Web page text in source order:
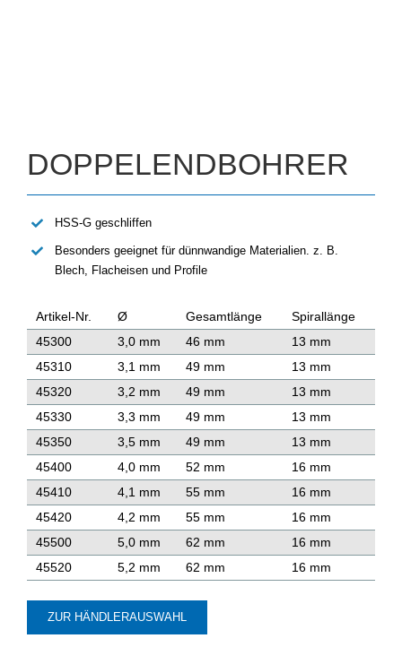
DOPPELENDBOHRER
HSS-G geschliffen
Besonders geeignet für dünnwandige Materialien. z. B.
Blech, Flacheisen und Profile
Artikel-Nr. Ø Gesamtlänge
Spirallänge
45300
3,0 mm 46 mm
13 mm
45310
3,1 mm 49 mm
13 mm
45320
3,2 mm 49 mm
13 mm
45330
3,3 mm 49 mm
13 mm
45350
3,5 mm 49 mm
13 mm
45400
4,0 mm 52 mm
16 mm
45410
4,1 mm 55 mm
16 mm
45420
4,2 mm 55 mm
16 mm
45500
5,0 mm 62 mm
16 mm
45520
5,2 mm 62 mm 16 mm
ZUR HÄNDLERAUSWAHL